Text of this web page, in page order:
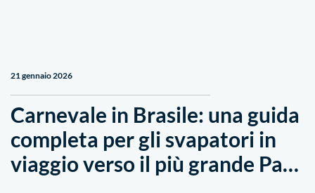
21 gennaio 2026
Carnevale in Brasile: una guida
completa per gli svapatori in
viaggio verso il più grande Pa…